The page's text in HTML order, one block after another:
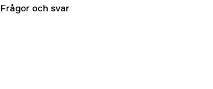
Utväxling
Frågor och svar